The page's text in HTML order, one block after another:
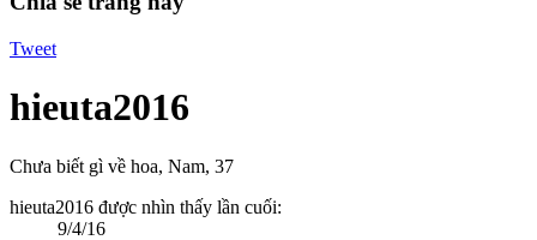
Tweet
hieuta2016
Chưa biết gì về hoa, Nam, 37
hieuta2016 được nhìn thấy lần cuối:
9/4/16